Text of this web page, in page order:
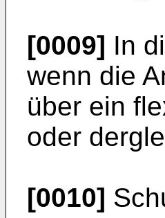
[0009] In
wenn die
über ein
oder
[0010]